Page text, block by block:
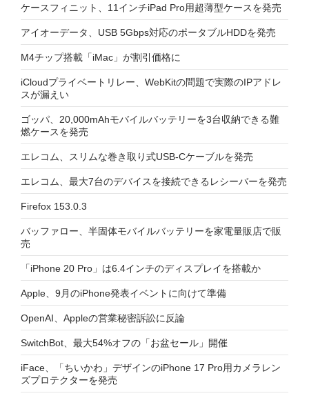
ケースフィニット、11インチiPad Pro用超薄型ケースを発売
アイオーデータ、USB 5Gbps対応のポータブルHDDを発売
M4チップ搭載「iMac」が割引価格に
iCloudプライベートリレー、WebKitの問題で実際のIPアドレ
スが漏えい
ゴッパ、20,000mAhモバイルバッテリーを3台収納できる難
燃ケースを発売
エレコム、スリムな巻き取り式USB-Cケーブルを発売
エレコム、最大7台のデバイスを接続できるレシーバーを発売
Firefox 153.0.3
バッファロー、半固体モバイルバッテリーを家電量販店で販
売
「iPhone 20 Pro」は6.4インチのディスプレイを搭載か
Apple、9月のiPhone発表イベントに向けて準備
OpenAI、Appleの営業秘密訴訟に反論
SwitchBot、最大54%オフの「お盆セール」開催
iFace、「ちいかわ」デザインのiPhone 17 Pro用カメラレン
ズプロテクターを発売